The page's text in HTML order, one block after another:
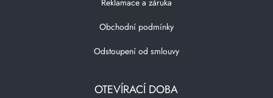
Reklamace a záruka
Obchodní podmínky
Odstoupení od smlouvy
OTEVÍRACÍ DOBA